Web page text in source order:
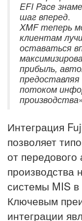
EFI Pace
шаг вперед.
XMF теперь
клиентам
оставаться
прибыль,
потоком
производства
Интеграция
позволяет
от передового
производства
системы MIS
Ключевым
интеграции